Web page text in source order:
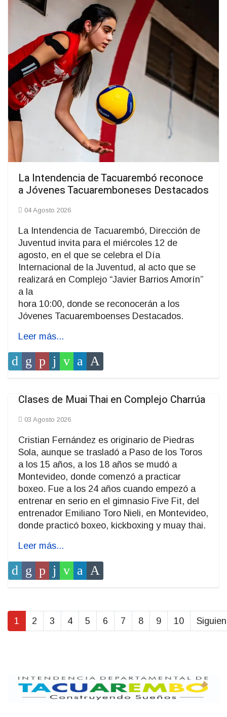
La Intendencia de Tacuarembó reconoce
a Jóvenes Tacuaremboneses Destacados
04 Agosto 2026
La Intendencia de Tacuarembó, Dirección de
Juventud invita para el miércoles 12 de
agosto, en el que se celebra el Día
Internacional de la Juventud, al acto que se
realizará en Complejo “Javier Barrios Amorín”
a la
hora 10:00, donde se reconocerán a los
Jóvenes Tacuaremboenses Destacados.
Leer más...
Clases de Muai Thai en Complejo Charrúa
03 Agosto 2026
Cristian Fernández es originario de Piedras
Sola, aunque se trasladó a Paso de los Toros
a los 15 años, a los 18 años se mudó a
Montevideo, donde comenzó a practicar
boxeo. Fue a los 24 años cuando empezó a
entrenar en serio en el gimnasio Five Fit, del
entrenador Emiliano Toro Nieli, en Montevideo,
donde practicó boxeo, kickboxing y muay thai.
Leer más...
1 2 3 4 5 6 7 8 9 10